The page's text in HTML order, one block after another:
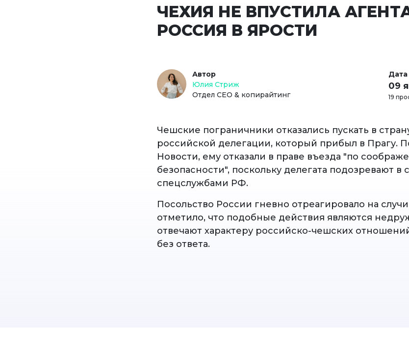
ЧЕХИЯ НЕ ВПУСТИЛА
РОССИЯ В ЯРОСТИ
Автор
Юлия Стриж
Отдел СЕО & копирайтинг
09
19
Чешские пограничники отказались пускать в
российской делегации, который прибыл в Прагу.
Новости, ему отказали в праве въезда "по
безопасности", поскольку делегата подозревают в
спецслужбами РФ.
Посольство России гневно отреагировало на
отметило, что подобные действия являются
отвечают характеру российско-чешских
без ответа.